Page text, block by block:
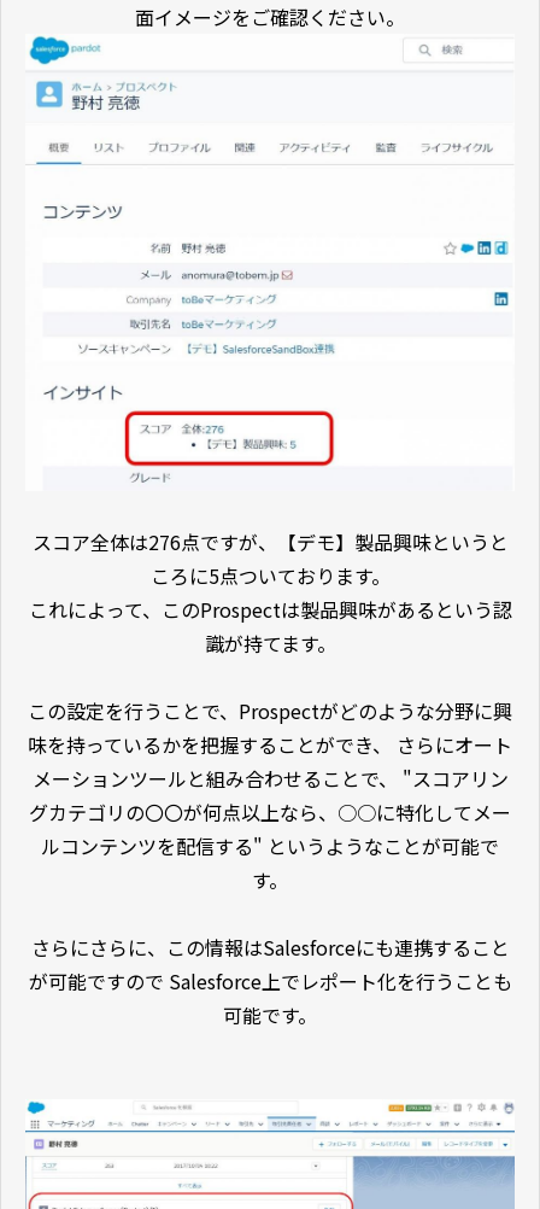
面イメージをご確認ください。
スコア全体は276点ですが、【デモ】製品興味というと
ころに5点ついております。
これによって、このProspectは製品興味があるという認
識が持てます。
この設定を行うことで、Prospectがどのような分野に興
味を持っているかを把握することができ、 さらにオート
メーションツールと組み合わせることで、 "スコアリン
グカテゴリの〇〇が何点以上なら、○○に特化してメー
ルコンテンツを配信する" というようなことが可能で
す。
さらにさらに、この情報はSalesforceにも連携すること
が可能ですので Salesforce上でレポート化を行うことも
可能です。